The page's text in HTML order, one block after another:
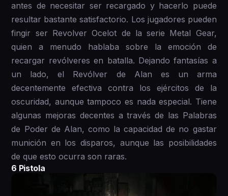
antes de necesitar ser recargado y hacerlo puede
resultar bastante satisfactorio. Los jugadores pueden
fingir ser Revolver Ocelot de la serie Metal Gear,
quien a menudo hablaba sobre la emoción de
recargar revólveres en batalla. Dejando fantasías a
un lado, el Revólver de Alan es un arma
decentemente efectiva contra los ejércitos de la
oscuridad, aunque tampoco es nada especial. Tiene
algunas mejoras decentes a través de las Palabras
de Poder de Alan, como la capacidad de no gastar
munición en los disparos, aunque las posibilidades
de que esto ocurra son raras.
6 Pistola